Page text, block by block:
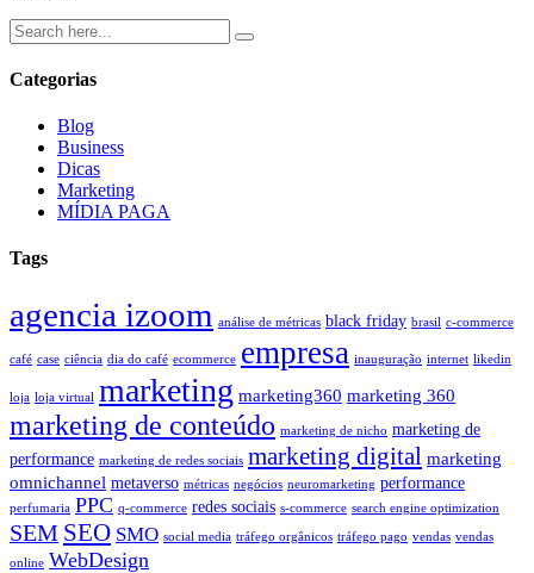
Categorias
Blog
Business
Dicas
Marketing
MÍDIA PAGA
Tags
agencia izoom análise de métricas black friday brasil c-commerce
café case ciência dia do café ecommerce empresa inauguração internet likedin
loja loja virtual marketing marketing360 marketing 360
marketing de conteúdo marketing de nicho marketing de
performance marketing de redes sociais marketing digital marketing
omnichannel metaverso métricas negócios neuromarketing performance
perfumaria PPC q-commerce redes sociais s-commerce search engine optimization
SEM SEO SMO social media tráfego orgânicos tráfego pago vendas vendas
online WebDesign